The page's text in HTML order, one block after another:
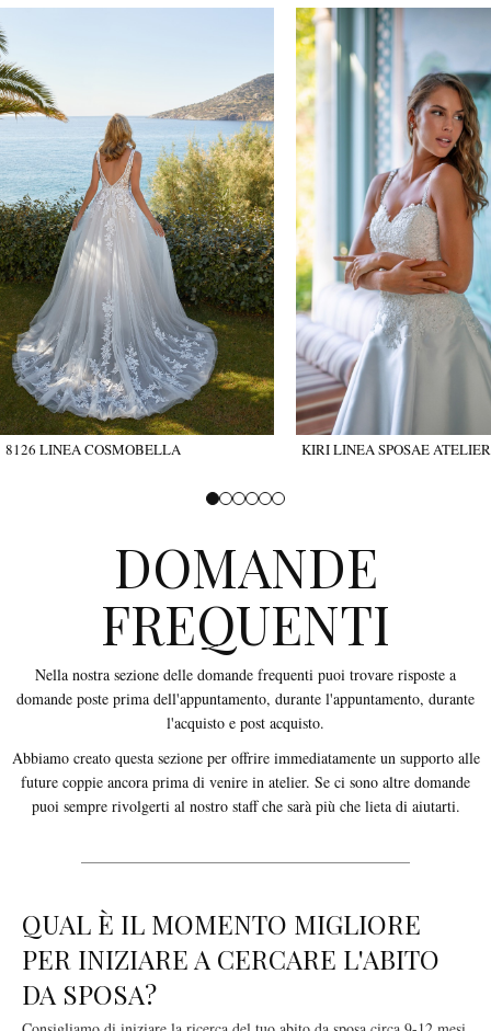
8126 LINEA COSMOBELLA KIRI LINEA SPOSAE ATELIER
DOMANDE
FREQUENTI
Nella nostra sezione delle domande frequenti puoi trovare risposte a
domande poste prima dell'appuntamento, durante l'appuntamento, durante
l'acquisto e post acquisto.
Abbiamo creato questa sezione per offrire immediatamente un supporto alle
future coppie ancora prima di venire in atelier. Se ci sono altre domande
puoi sempre rivolgerti al nostro staff che sarà più che lieta di aiutarti.
QUAL È IL MOMENTO MIGLIORE
PER INIZIARE A CERCARE L'ABITO
DA SPOSA?